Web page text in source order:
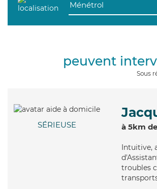
peuvent
Sous
SÉRIEUSE à 5km
Intuitive,
troubles